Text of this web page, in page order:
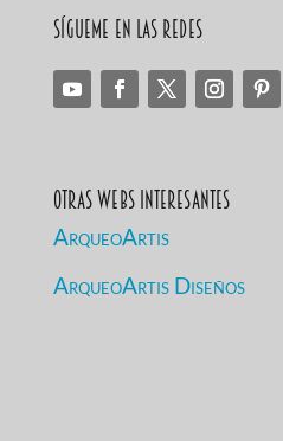
Sígueme en las redes
Otras Webs Interesantes
ArqueoArtis
ArqueoArtis Diseños